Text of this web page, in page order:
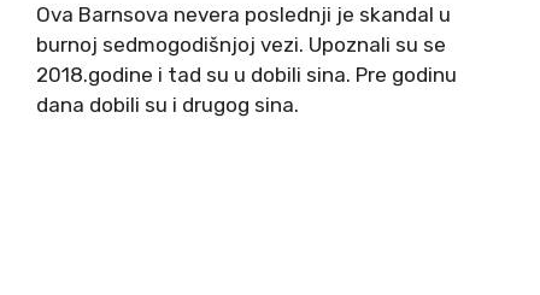
Ova Barnsova nevera poslednji je skandal u
burnoj sedmogodišnjoj vezi. Upoznali su se
2018.godine i tad su u dobili sina. Pre godinu
dana dobili su i drugog sina.